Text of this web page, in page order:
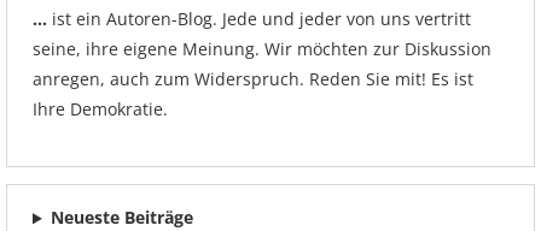
… ist ein Autoren-Blog. Jede und jeder von uns vertritt
seine, ihre eigene Meinung. Wir möchten zur Diskussion
anregen, auch zum Widerspruch. Reden Sie mit! Es ist
Ihre Demokratie.
Neueste Beiträge